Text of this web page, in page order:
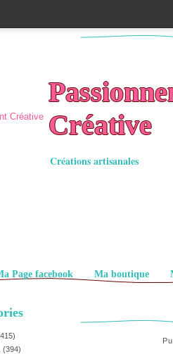
Créative
Créations artisanales
Page facebook Ma boutique
(394)